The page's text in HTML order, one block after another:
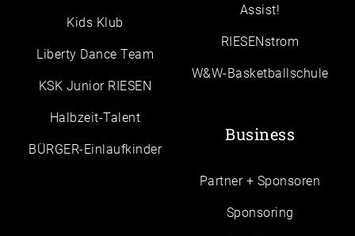
Kids Klub
Liberty Dance Team
KSK Junior RIESEN
Halbzeit-Talent
BÜRGER-Einlaufkinder
Assist!
RIESENstrom
W&W-Basketballschule
Business
Partner + Sponsoren
Sponsoring